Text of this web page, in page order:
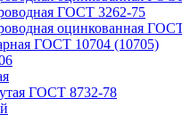
ГОСТ 3262-75
оцинкованная
ГОСТ 10704 (10705)
ГОСТ 8732-78